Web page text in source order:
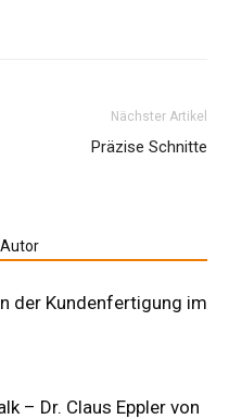
Nächster Artikel
Präzise Schnitte
der Kundenfertigung im
– Dr. Claus Eppler von